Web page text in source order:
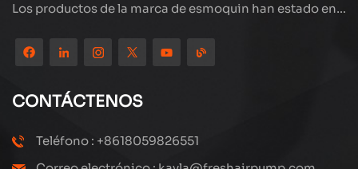
Los productos de la marca de esmoquin han estado en
ubicada en el hermoso paisaje de la ciudad costera:
Xiamen, nuestros productos se exportan a más de 80
países y regiones, con una excelente calidad ha ganado
una amplia reputación internacional. Subang
Technology tiene un equipo de ventas profesional y un
CONTÁCTENOS
Teléfono : +8618059826551